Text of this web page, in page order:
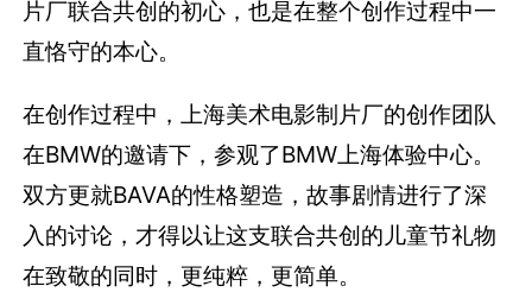
片厂联合共创的初心，也是在整个创作过程中一
直恪守的本心。
在创作过程中，上海美术电影制片厂的创作团队
在BMW的邀请下，参观了BMW上海体验中心。
双方更就BAVA的性格塑造，故事剧情进行了深
入的讨论，才得以让这支联合共创的儿童节礼物
在致敬的同时，更纯粹，更简单。